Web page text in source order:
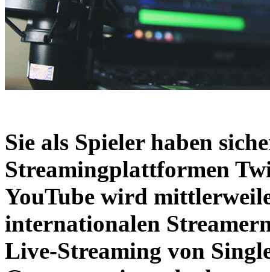
Sie als Spieler haben
Streamingplattformen
YouTube wird
internationalen
Live-Streaming von